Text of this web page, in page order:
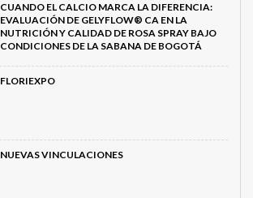
CUANDO EL CALCIO MARCA LA DIFERENCIA:
EVALUACIÓN DE GELYFLOW® CA EN LA
NUTRICIÓN Y CALIDAD DE ROSA SPRAY BAJO
CONDICIONES DE LA SABANA DE BOGOTÁ
FLORIEXPO
NUEVAS VINCULACIONES